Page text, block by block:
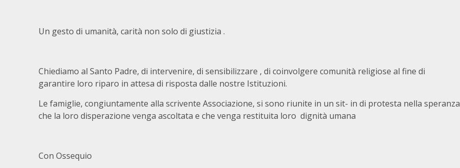
Un gesto di umanità, carità non solo di giustizia .
Chiediamo al Santo Padre, di intervenire, di sensibilizzare , di coinvolgere comunità religiose al fine di
garantire loro riparo in attesa di risposta dalle nostre Istituzioni.
Le famiglie, congiuntamente alla scrivente Associazione, si sono riunite in un sit- in di protesta nella speranza
che la loro disperazione venga ascoltata e che venga restituita loro dignità umana
Con Ossequio